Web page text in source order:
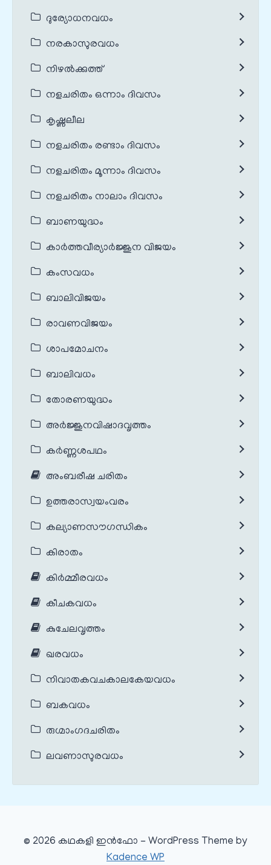
ദുര്യോധനവധം
നരകാസുരവധം
നിഴൽക്കുത്ത്
നളചരിതം ഒന്നാം ദിവസം
കൃഷ്ണലീല
നളചരിതം രണ്ടാം ദിവസം
നളചരിതം മൂന്നാം ദിവസം
നളചരിതം നാലാം ദിവസം
ബാണയുദ്ധം
കാർത്തവീര്യാർജ്ജുന വിജയം
കംസവധം
ബാലിവിജയം
രാവണവിജയം
ശാപമോചനം
ബാലിവധം
തോരണയുദ്ധം
അർജ്ജുനവിഷാദവൃത്തം
കർണ്ണശപഥം
അംബരീഷ ചരിതം
ഉത്തരാസ്വയംവരം
കല്യാണസൗഗന്ധികം
കിരാതം
കിർമ്മീരവധം
കീചകവധം
കുചേലവൃത്തം
ഖരവധം
നിവാതകവചകാലകേയവധം
ബകവധം
രുഗ്മാംഗദചരിതം
ലവണാസുരവധം
© 2026 കഥകളി ഇൻഫോ - WordPress Theme by
Kadence WP